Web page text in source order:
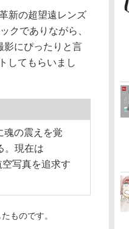
新の超望遠レンズ
クでありながら、
影にぴったりと言
してもらいまし
魂の震えを覚
。現在は
写真を追求す
ものです。